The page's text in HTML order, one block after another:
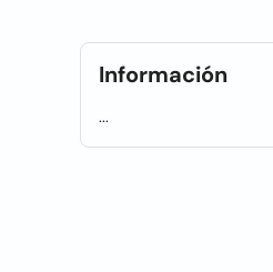
Información
...